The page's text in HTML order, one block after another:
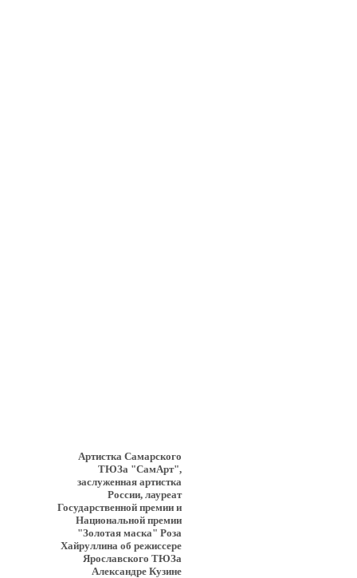
Артистка Самарского
ТЮЗа "СамАрт",
заслуженная артистка
России, лауреат
Государственной премии и
Национальной премии
"Золотая маска" Роза
Хайруллина об режиссере
Ярославского ТЮЗа
Александре Кузине